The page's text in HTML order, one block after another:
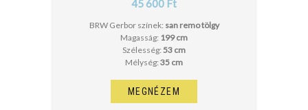
45 600 Ft
BRW Gerbor színek: san remo tölgy
Magasság: 199 cm
Szélesség: 53 cm
Mélység: 35 cm
MEGNÉZEM